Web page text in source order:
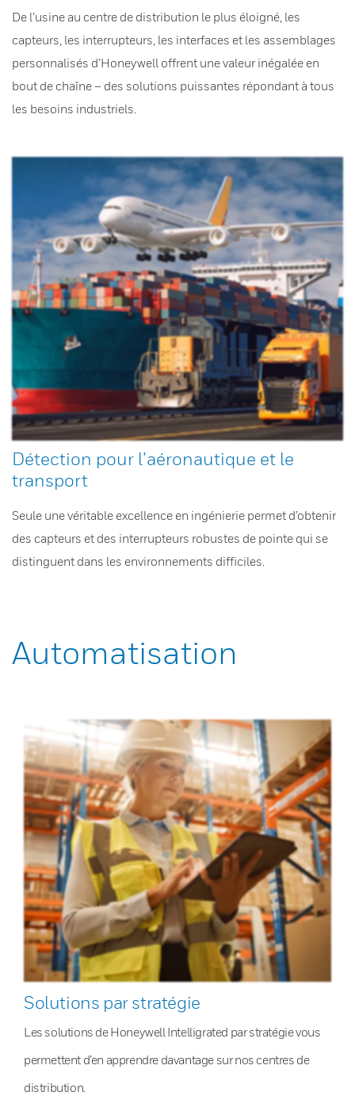
De l’usine au centre de distribution le plus éloigné, les
capteurs, les interrupteurs, les interfaces et les assemblages
personnalisés d’Honeywell offrent une valeur inégalée en
bout de chaîne – des solutions puissantes répondant à tous
les besoins industriels.
Détection pour l’aéronautique et le
transport
Seule une véritable excellence en ingénierie permet d’obtenir
des capteurs et des interrupteurs robustes de pointe qui se
distinguent dans les environnements difficiles.
Automatisation
Solutions par stratégie
Les solutions de Honeywell Intelligrated par stratégie vous
permettent d’en apprendre davantage sur nos centres de
distribution.